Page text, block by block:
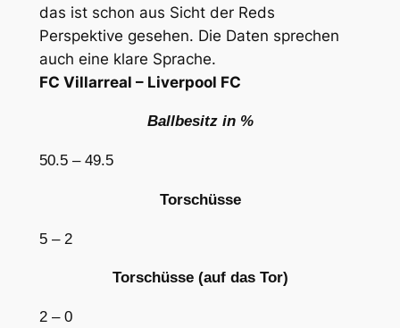
das ist schon aus Sicht der Reds
Perspektive gesehen. Die Daten sprechen
auch eine klare Sprache.
FC Villarreal – Liverpool FC
Ballbesitz in %
50.5 – 49.5
Torschüsse
5 – 2
Torschüsse (auf das Tor)
2 – 0